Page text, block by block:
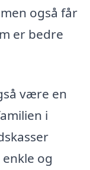
også får
er bedre
være en
i
og